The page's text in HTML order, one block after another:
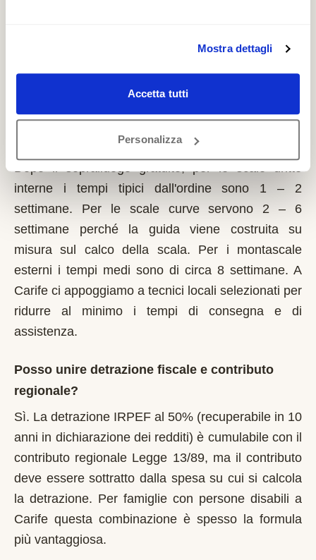
Mostra dettagli
Accetta tutti
Personalizza
prima dell'inizio dei lavori. Possono fare domanda i
Quanto tempo serve per installare un
montascale a Carife?
Dopo il sopralluogo gratuito, per le scale dritte
interne i tempi tipici dall'ordine sono 1 – 2
settimane. Per le scale curve servono 2 – 6
settimane perché la guida viene costruita su
misura sul calco della scala. Per i montascale
esterni i tempi medi sono di circa 8 settimane. A
Carife ci appoggiamo a tecnici locali selezionati per
ridurre al minimo i tempi di consegna e di
assistenza.
Posso unire detrazione fiscale e contributo
regionale?
Sì. La detrazione IRPEF al 50% (recuperabile in 10
anni in dichiarazione dei redditi) è cumulabile con il
contributo regionale Legge 13/89, ma il contributo
deve essere sottratto dalla spesa su cui si calcola
la detrazione. Per famiglie con persone disabili a
Carife questa combinazione è spesso la formula
più vantaggiosa.